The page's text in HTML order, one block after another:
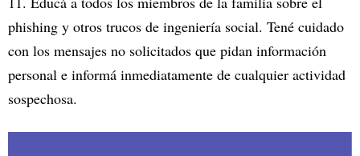
phishing y otros trucos de ingeniería social. Tené cuidado
con los mensajes no solicitados que pidan información
personal e informá inmediatamente de cualquier actividad
sospechosa.